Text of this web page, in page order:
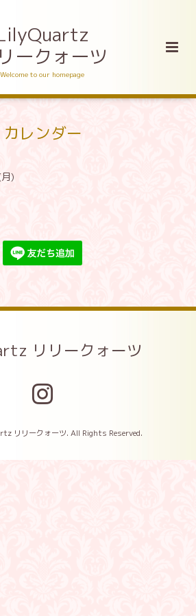
ークォーツ
Welcome to our homepage
カレンダー
)
リリークォーツ
リリークォーツ. All Rights Reserved.